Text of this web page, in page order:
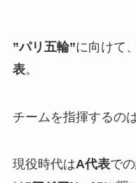
”パリ五輪”に向けて
表。
チームを指揮するのは
現役時代はA代表で